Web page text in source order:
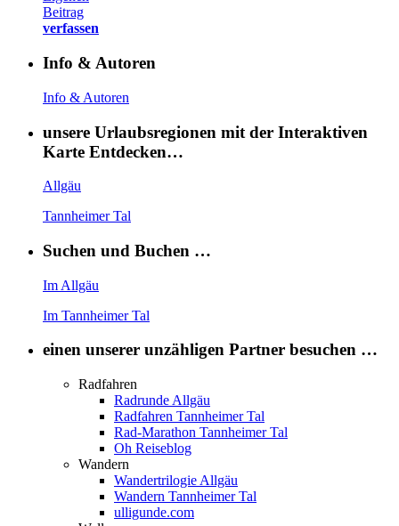
Beitrag
verfassen
Info & Autoren
Info & Autoren
unsere Urlaubsregionen mit der Interaktiven
Karte Entdecken…
Allgäu
Tannheimer Tal
Suchen und Buchen …
Im Allgäu
Im Tannheimer Tal
einen unserer unzähligen Partner besuchen …
Radfahren
Radrunde Allgäu
Radfahren Tannheimer Tal
Rad-Marathon Tannheimer Tal
Oh Reiseblog
Wandern
Wandertrilogie Allgäu
Wandern Tannheimer Tal
ulligunde.com